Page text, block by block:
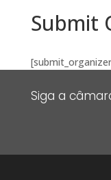
Submit
Siga a